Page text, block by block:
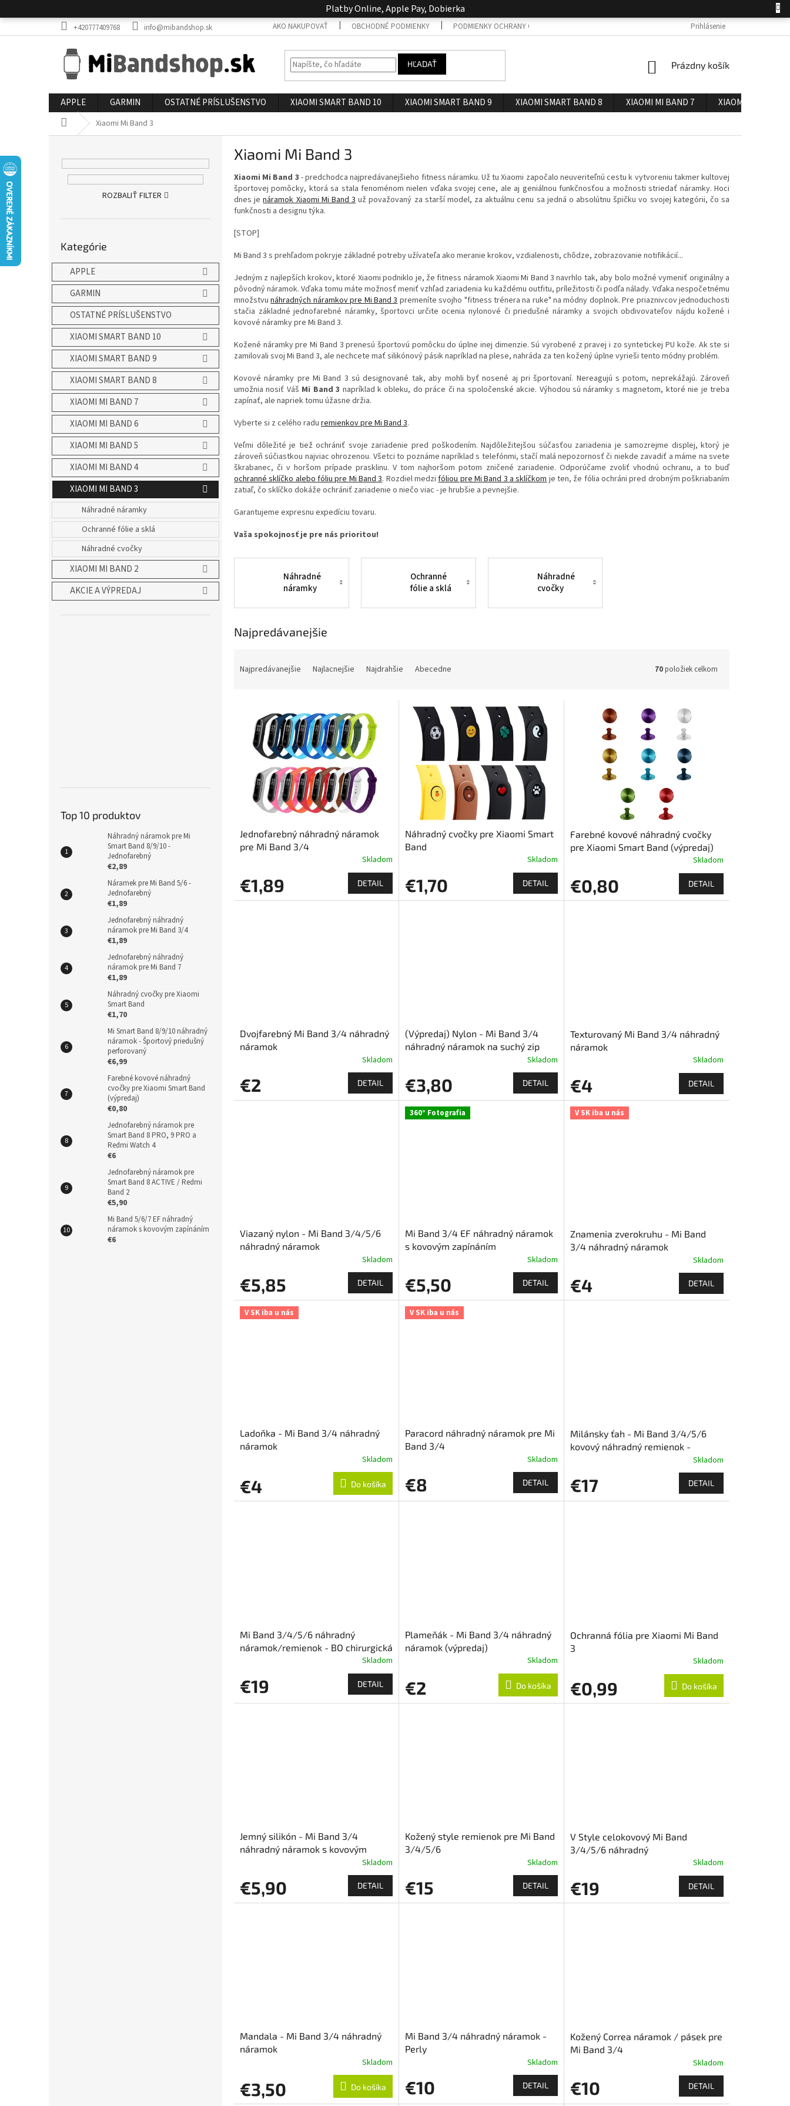
na
Platby Online, Apple Pay, Dobierka
+420777409768 info@mibandshop.sk AKO NAKUPOVAŤ OBCHODNÉ PODMIENKY PODMIENKY OCHRANY OSOBNÝCH ÚDAJOV REKLAMÁCIA A VRÁTENIE
Prihlásenie
HĽADAŤ
NÁKUPNÝ
Prázdny košík
APPLE GARMIN OSTATNÉ PRÍSLUŠENSTVO XIAOMI SMART BAND 10 XIAOMI SMART BAND 9 XIAOMI SMART BAND 8 XIAOMI MI BAND 7 XIAOMI MI BAND 6
DomovXiaomi Mi Band 3
ROZBALIŤ FILTER
kategórie
Kategórie
APPLE
GARMIN
OSTATNÉ PRÍSLUŠENSTVO
XIAOMI SMART BAND 10
XIAOMI SMART BAND 9
XIAOMI SMART BAND 8
XIAOMI MI BAND 7
XIAOMI MI BAND 6
XIAOMI MI BAND 5
XIAOMI MI BAND 4
XIAOMI MI BAND 3
Náhradné náramky
Ochranné fólie a sklá
Náhradné cvočky
XIAOMI MI BAND 2
AKCIE A VÝPREDAJ
Top 10 produktov
Náhradný náramok pre Mi
Smart Band 8/9/10 -
Jednofarebný
€2,89
Náramek pre Mi Band 5/6 -
Jednofarebný
€1,89
Jednofarebný náhradný
náramok pre Mi Band 3/4
€1,89
Jednofarebný náhradný
náramok pre Mi Band 7
€1,89
Náhradný cvočky pre Xiaomi
Smart Band
€1,70
Mi Smart Band 8/9/10 náhradný
náramok - Športový priedušný
perforovaný
€6,99
Farebné kovové náhradný
cvočky pre Xiaomi Smart Band
(výpredaj)
€0,80
Jednofarebný náramok pre
Smart Band 8 PRO, 9 PRO a
Redmi Watch 4
€6
Jednofarebný náramok pre
Smart Band 8 ACTIVE / Redmi
Band 2
€5,90
Mi Band 5/6/7 EF náhradný
náramok s kovovým zapínáním
€6
Xiaomi Mi Band 3
Xiaomi Mi Band 3 - predchodca najpredávanejšieho fitness náramku. Už tu Xiaomi započalo neuveriteľnú cestu k vytvoreniu takmer kultovej
športovej pomôcky, ktorá sa stala fenoménom nielen vďaka svojej cene, ale aj geniálnou funkčnosťou a možnosti striedať náramky. Hoci
dnes jenáramok Xiaomi Mi Band 3 už považovaný za starší model, za aktuálnu cenu sa jedná o absolútnu špičku vo svojej kategórii, čo sa
funkčnosti a designu týka.
[STOP]
Mi Band 3 s prehľadom pokryje základné potreby užívateľa ako meranie krokov, vzdialenosti, chôdze, zobrazovanie notifikácií...
Jedným z najlepších krokov, ktoré Xiaomi podniklo je, že fitness náramok Xiaomi Mi Band 3 navrhlo tak, aby bolo možné vymeniť originálny a
pôvodný náramok. Vďaka tomu máte možnosť meniť vzhľad zariadenia ku každému outfitu, príležitosti či podľa nálady. Vďaka nespočetnému
množstvunáhradných náramkov pre Mi Band 3premeníte svojho "fitness trénera na ruke" na módny doplnok. Pre priaznivcov jednoduchosti
stačia základné jednofarebné náramky, športovci určite ocenia nylonové či priedušné náramky a svojich obdivovateľov nájdu kožené i
kovové náramky pre Mi Band 3.
Kožené náramky pre Mi Band 3 prenesú športovú pomôcku do úplne inej dimenzie. Sú vyrobené z pravej i zo syntetickej PU kože. Ak ste si
zamilovali svoj Mi Band 3, ale nechcete mať silikónový pásik napríklad na plese, nahráda za ten kožený úplne vyrieši tento módny problém.
Kovové náramky pre Mi Band 3 sú designované tak, aby mohli byť nosené aj pri športovaní. Nereagujú s potom, neprekážajú. Zároveň
umožnia nosiť Váš Mi Band 3 napríklad k obleku, do práce či na spoločenské akcie. Výhodou sú náramky s magnetom, ktoré nie je treba
zapínať, ale napriek tomu úžasne držia.
Vyberte si z celého radu remienkov pre Mi Band 3.
Veľmi dôležité je tiež ochrániť svoje zariadenie pred poškodením. Najdôležitejšou súčasťou zariadenia je samozrejme displej, ktorý je
zároveň súčiastkou najviac ohrozenou. Všetci to poznáme napríklad s telefónmi, stačí malá nepozornosť či niekde zavadiť a máme na svete
škrabanec, či v horšom prípade prasklinu. V tom najhoršom potom zničené zariadenie. Odporúčame zvoliť vhodnú ochranu, a to buď
ochranné sklíčko alebo fóliu pre Mi Band 3. Rozdiel medzifóliou pre Mi Band 3 a sklíčkomje ten, že fólia ochráni pred drobným poškriabaním
zatiaľ, čo sklíčko dokáže ochrániť zariadenie o niečo viac - je hrubšie a pevnejšie.
Garantujeme expresnu expedíciu tovaru.
Vaša spokojnosť je pre nás prioritou!
Náhradné
náramky
Ochranné
fólie a sklá
Náhradné
cvočky
Najpredávanejšie
Najpredávanejšie Najlacnejšie Najdrahšie Abecedne 70položiek celkom
Jednofarebný náhradný náramok
pre Mi Band 3/4
Skladom
€1,89 DETAIL
Náhradný cvočky pre Xiaomi Smart
Band
Skladom
€1,70 DETAIL
Farebné kovové náhradný cvočky
pre Xiaomi Smart Band (výpredaj)
Skladom
€0,80 DETAIL
Dvojfarebný Mi Band 3/4 náhradný
náramok
Skladom
€2 DETAIL
(Výpredaj) Nylon - Mi Band 3/4
náhradný náramok na suchý zip
Skladom
€3,80 DETAIL
Texturovaný Mi Band 3/4 náhradný
náramok
Skladom
€4 DETAIL
Viazaný nylon - Mi Band 3/4/5/6
náhradný náramok
Skladom
€5,85 DETAIL
360° Fotografia
Mi Band 3/4 EF náhradný náramok
s kovovým zapínáním
Skladom
€5,50 DETAIL
V SK iba u nás
Znamenia zverokruhu - Mi Band
3/4 náhradný náramok
Skladom
€4 DETAIL
V SK iba u nás
Ladoňka - Mi Band 3/4 náhradný
náramok
Skladom
€4 Do košíka
V SK iba u nás
Paracord náhradný náramok pre Mi
Band 3/4
Skladom
€8 DETAIL
Milánsky ťah - Mi Band 3/4/5/6
kovový náhradný remienok -
Skladom
€17 DETAIL
Mi Band 3/4/5/6 náhradný
náramok/remienok - BO chirurgická
Skladom
€19 DETAIL
Plameňák - Mi Band 3/4 náhradný
náramok (výpredaj)
Skladom
€2 Do košíka
Ochranná fólia pre Xiaomi Mi Band
3
Skladom
€0,99 Do košíka
Jemný silikón - Mi Band 3/4
náhradný náramok s kovovým
Skladom
€5,90 DETAIL
Kožený style remienok pre Mi Band
3/4/5/6
Skladom
€15 DETAIL
V Style celokovový Mi Band
3/4/5/6 náhradný
náramok/remienok (chirurgickáSkladom
€19 DETAIL
Mandala - Mi Band 3/4 náhradný
náramok
Skladom
€3,50 Do košíka
Mi Band 3/4 náhradný náramok -
Perly
Skladom
€10 DETAIL
Kožený Correa náramok / pásek pre
Mi Band 3/4
Skladom
€10 DETAIL